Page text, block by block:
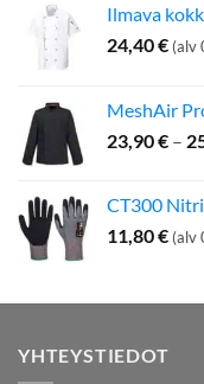
Ilmava
24,40€ (alv
MeshAir
23,90€ –
CT300
11,80€ (alv
YHTEYSTIEDOT